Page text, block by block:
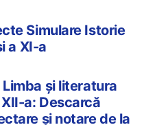
Simulare Istorie
a XI-a
Limba și literatura
a: Descarcă
și notare de la